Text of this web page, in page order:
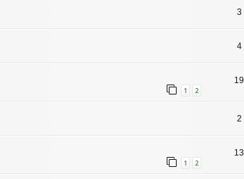
3
4
1 2
19
2
1 2
13